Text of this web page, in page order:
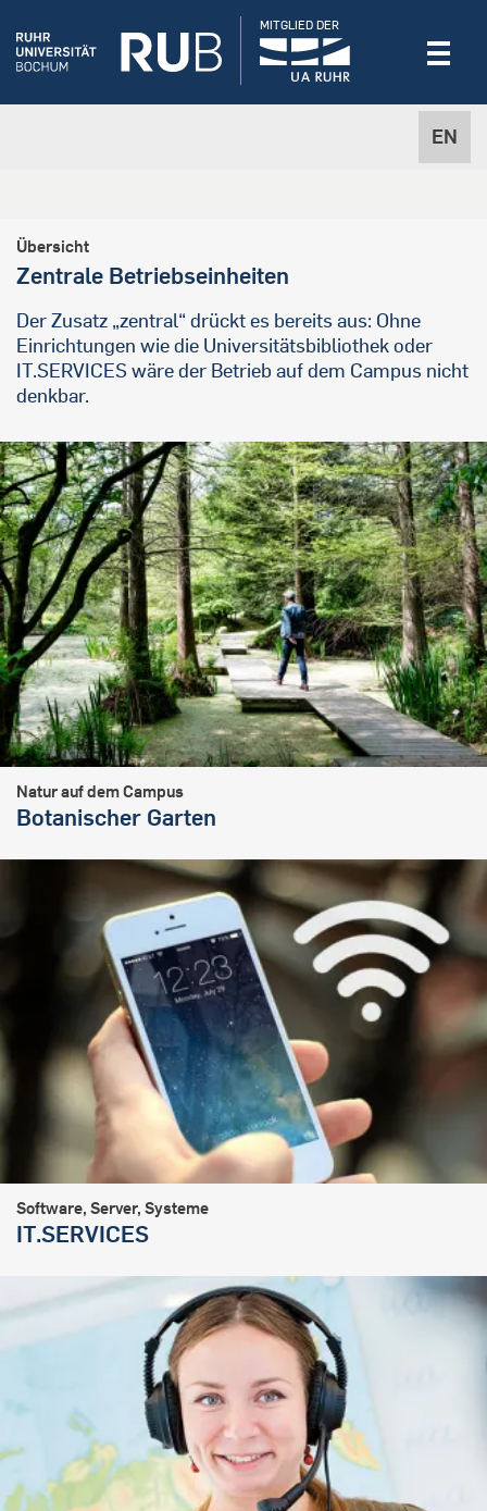
EN
MITGLIED DER
Übersicht
Zentrale Betriebseinheiten
Der Zusatz „zentral“ drückt es bereits aus: Ohne
Einrichtungen wie die Universitätsbibliothek oder
IT.SERVICES wäre der Betrieb auf dem Campus nicht
denkbar.
Natur auf dem Campus
Botanischer Garten
Software, Server, Systeme
IT.SERVICES